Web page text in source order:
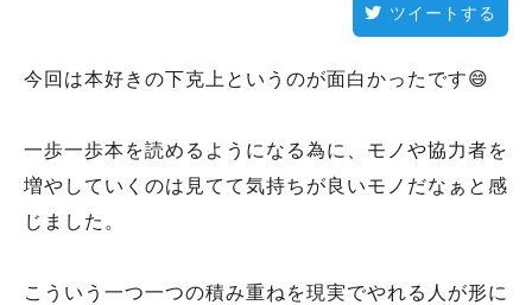
ツイートする
今回は本好きの下克上というのが面白かったです😄
一歩一歩本を読めるようになる為に、モノや協力者を
増やしていくのは見てて気持ちが良いモノだなぁと感
じました。
こういう一つ一つの積み重ねを現実でやれる人が形に